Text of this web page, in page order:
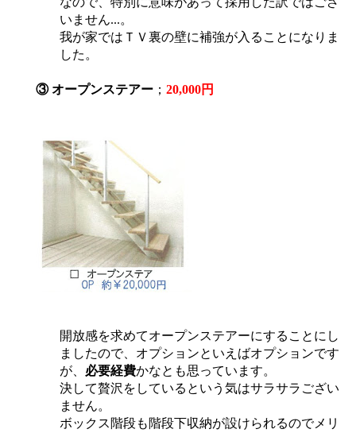
いません...。
我が家ではＴＶ裏の壁に補強が入ることになりま
した。
③ オープンステアー ； 20,000円
開放感を求めてオープンステアーにすることにし
ましたので、オプションといえばオプションです
が、 必要経費かなとも思っています。
決して贅沢をしているという気はサラサラござい
ません。
ボックス階段も階段下収納が設けられるのでメリ